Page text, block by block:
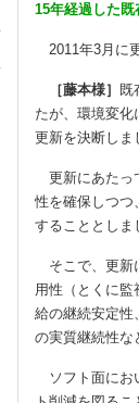
15年経過した
2011年3月に
［藤本様］ 既
たが、環境変化
更新を決断しま
更新にあたっ
性を確保しつつ
することとしま
そこで、更新
用性（とくに
給の継続安定性
の実質継続性な
ソフト面にお